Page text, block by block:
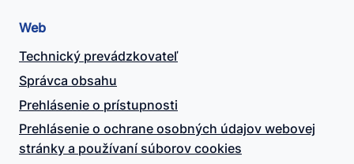
Web
Technický prevádzkovateľ
Správca obsahu
Prehlásenie o prístupnosti
Prehlásenie o ochrane osobných údajov webovej
stránky a používaní súborov cookies